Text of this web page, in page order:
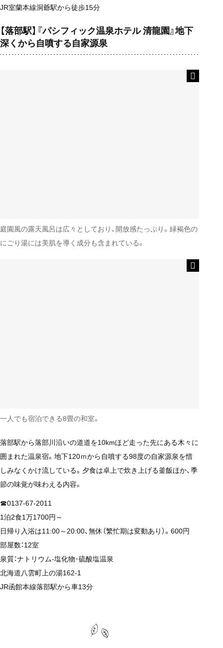
JR室蘭本線洞爺駅から徒歩15分
【落部駅】『パシフィック温泉ホテル 清龍園』地下
深くから自噴する自家源泉
庭園風の露天風呂は広々としており、開放感たっぷり。緑褐色の
にごり湯には美肌を導く成分も含まれている。
一人でも宿泊できる8畳の和室。
落部駅から落部川沿いの道道を10kmほど走った先にある木々に
囲まれた温泉宿。地下120ｍから自噴する98度の自家源泉を惜
しみなくかけ流している。夕食は卓上で炊き上げる釜飯ほか、季
節の味覚が味わえる内容。
☎0137-67-2011
1泊2食1万1700円～
日帰り入浴は11:00～20:00、無休（繁忙期は変動あり）。600円
部屋数：12室
泉質：ナトリウム-塩化物･硫酸塩温泉
北海道八雲町上の湯162-1
JR函館本線落部駅から車13分